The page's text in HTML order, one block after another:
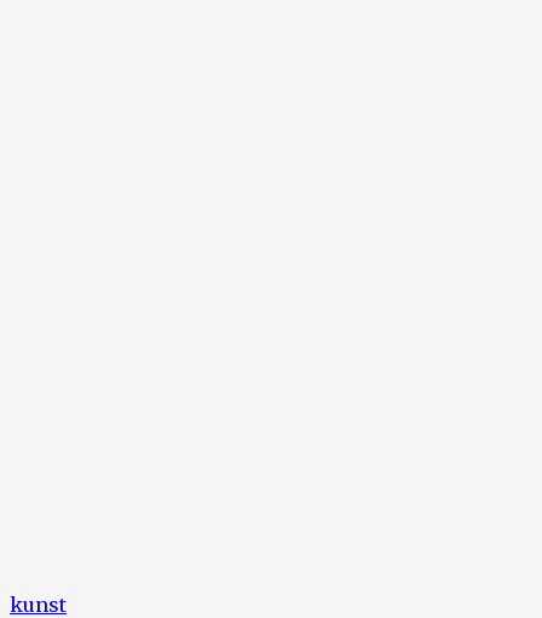
kunst